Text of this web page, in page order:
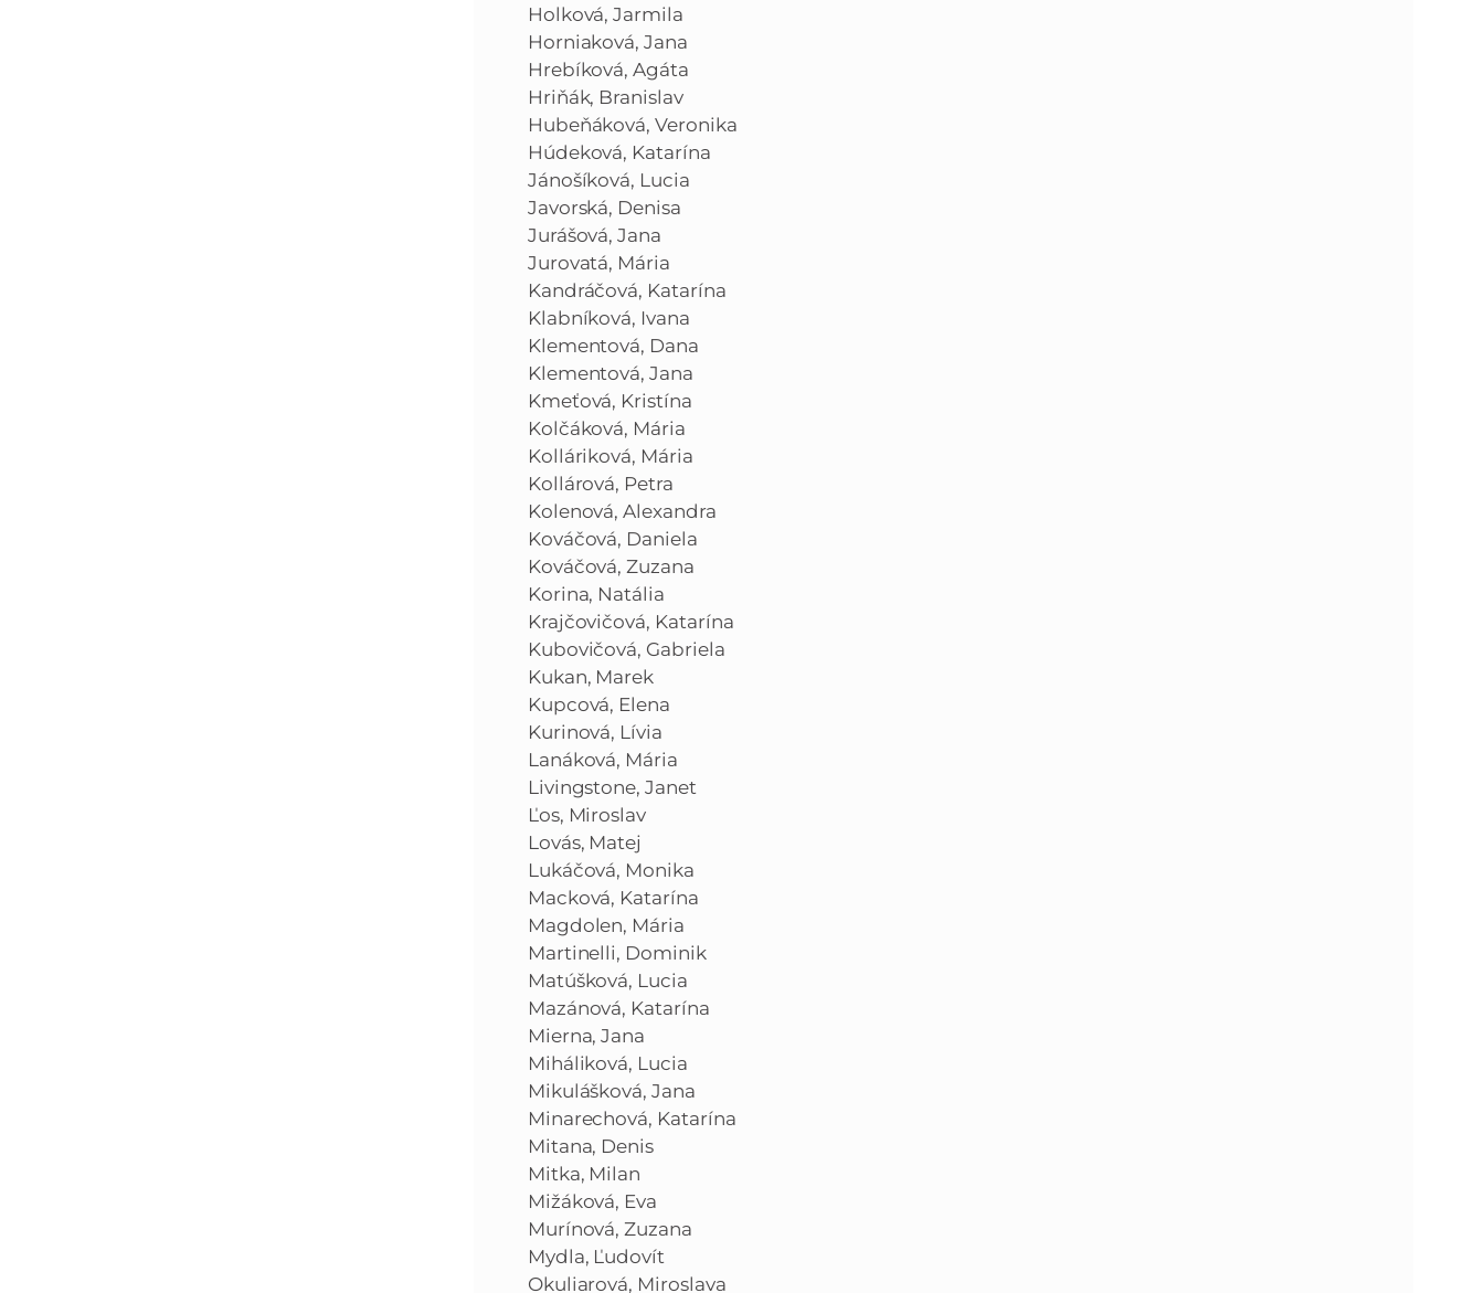
Holková, Jarmila
Horniaková, Jana
Hrebíková, Agáta
Hriňák, Branislav
Hubeňáková, Veronika
Húdeková, Katarína
Jánošíková, Lucia
Javorská, Denisa
Jurášová, Jana
Jurovatá, Mária
Kandráčová, Katarína
Klabníková, Ivana
Klementová, Dana
Klementová, Jana
Kmeťová, Kristína
Kolčáková, Mária
Kolláriková, Mária
Kollárová, Petra
Kolenová, Alexandra
Kováčová, Daniela
Kováčová, Zuzana
Korina, Natália
Krajčovičová, Katarína
Kubovičová, Gabriela
Kukan, Marek
Kupcová, Elena
Kurinová, Lívia
Lanáková, Mária
Livingstone, Janet
Ľos, Miroslav
Lovás, Matej
Lukáčová, Monika
Macková, Katarína
Magdolen, Mária
Martinelli, Dominik
Matúšková, Lucia
Mazánová, Katarína
Mierna, Jana
Miháliková, Lucia
Mikulášková, Jana
Minarechová, Katarína
Mitana, Denis
Mitka, Milan
Mižáková, Eva
Murínová, Zuzana
Mydla, Ľudovít
Okuliarová, Miroslava